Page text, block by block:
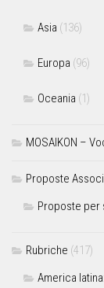
Asia (136)
Europa (96)
Oceania (1)
MOSAIKON –
Proposte
Proposte per
Rubriche (417)
America